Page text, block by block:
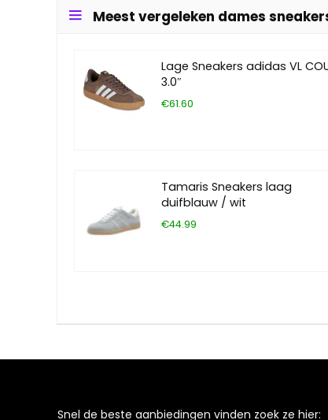
Meest vergeleken dames
Lage Sneakers adidas VL
3.0″
€61.60
Tamaris Sneakers laag
duifblauw / wit
€44.99
Snel de beste aanbiedingen vinden zoek ze hier: